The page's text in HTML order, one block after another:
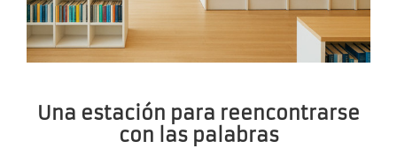
Una estación para reencontrarse
con las palabras